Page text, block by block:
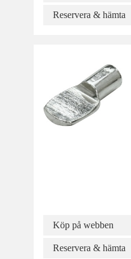
Reservera & hämta
Köp på webben
Reservera & hämta